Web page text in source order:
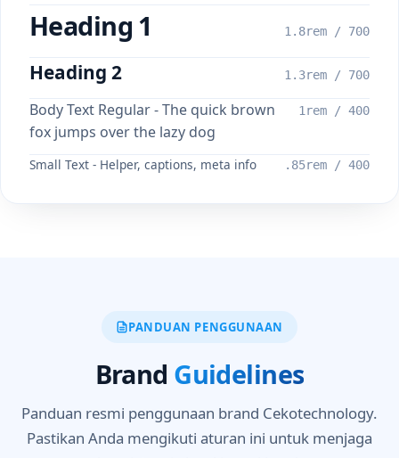
Heading 1 1.8rem / 700
Heading 2 1.3rem / 700
Body Text Regular - The quick brown
fox jumps over the lazy dog
1rem / 400
Small Text - Helper, captions, meta info .85rem / 400
PANDUAN PENGGUNAAN
Brand Guidelines
Panduan resmi penggunaan brand Cekotechnology.
Pastikan Anda mengikuti aturan ini untuk menjaga